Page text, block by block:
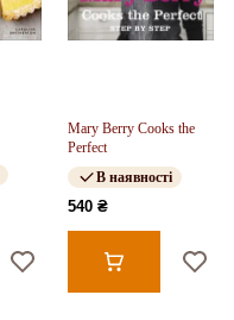
Mary Berry Cooks the
Perfect
В наявності
540 ₴